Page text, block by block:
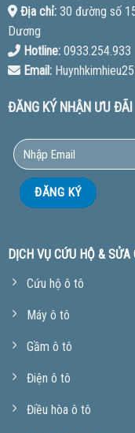
Địa chỉ:30 đường số
Dương
Hotline:0933.254.933
Email:
ĐĂNG KÝ NHẬN ƯU ĐÃI
DỊCH VỤ CỨU HỘ & SỬA
Cứu hộ ô tô
Máy ô tô
Gầm ô tô
Điện ô tô
Điều hòa ô tô